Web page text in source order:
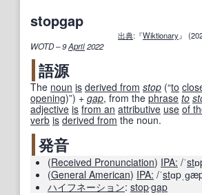
stopgap
出典:『Wiktionary』
WOTD – 9April2022
語源
The noun is derived from stop (“to
opening)”) +‎ gap, from the phrase to
adjective is from an attributive use of
verb is derived from the noun.
発音
(Received Pronunciation) IPA: /ˈst
(General American) IPA: /ˈst
ハイフネーション: stop‧gap